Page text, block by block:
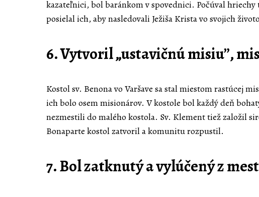
kazateľnici, bol baránkom v spovednici. Počúval
posielal ich, aby nasledovali Ježiša Krista vo svojich
6. Vytvoril „ustavičnú misiu”,
Kostol sv. Benona vo Varšave sa stal miestom rastúcej
ich bolo osem misionárov. V kostole bol každý deň
nezmestili do malého kostola. Sv. Klement tiež založil
Bonaparte kostol zatvoril a komunitu rozpustil.
7. Bol zatknutý a vylúčený z